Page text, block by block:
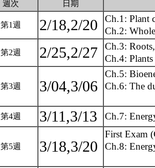
週次 日期
第1週 2/18,2/20
Ch.1: Plant
Ch.2:
第2週 2/25,2/27
Ch.3:
Ch.4:
第3週 3/04,3/06
Ch.5:
Ch.6: The
第4週 3/11,3/13 Ch.7:
第5週 3/18,3/20
First Exam
Ch.8: